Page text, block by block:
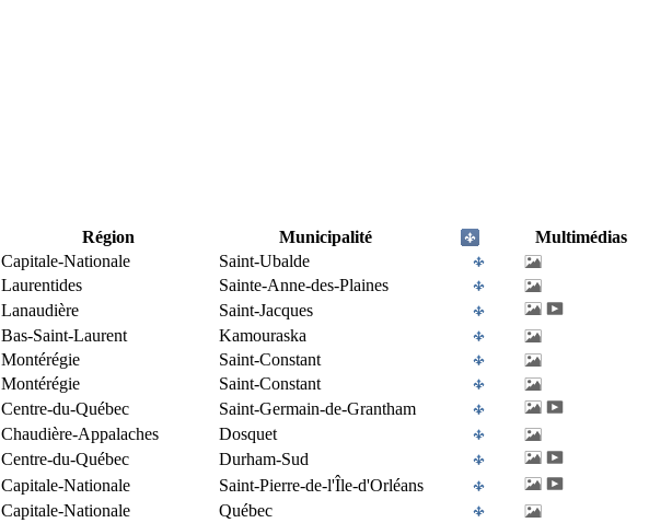
Région Municipalité
Multimédias
Capitale-Nationale
Saint-Ubalde
Laurentides
Sainte-Anne-des-Plaines
Lanaudière
Saint-Jacques
Bas-Saint-Laurent
Kamouraska
Montérégie
Saint-Constant
Montérégie
Saint-Constant
Centre-du-Québec
Saint-Germain-de-Grantham
Chaudière-Appalaches
Dosquet
Centre-du-Québec
Durham-Sud
Capitale-Nationale
Saint-Pierre-de-l'Île-d'Orléans
Capitale-Nationale
Québec